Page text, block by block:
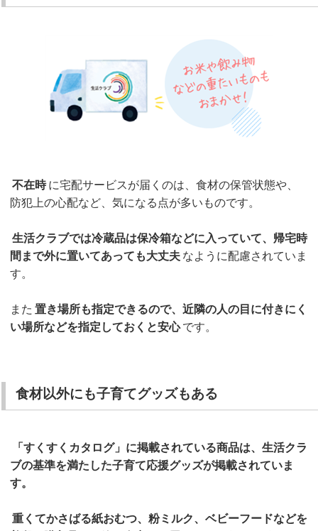
不在時 に宅配サービスが届くのは、食材の保管状態や、
防犯上の心配など、気になる点が多いものです。
生活クラブでは冷蔵品は保冷箱などに入っていて、帰宅時
間まで外に置いてあっても大丈夫 なように配慮されていま
す。
また 置き場所も指定できるので、近隣の人の目に付きにく
い場所などを指定しておくと安心 です。
食材以外にも子育てグッズもある
「すくすくカタログ」に掲載されている商品は、生活クラ
ブの基準を満たした子育て応援グッズが掲載されていま
す。
重くてかさばる紙おむつ、粉ミルク、ベビーフードなどを